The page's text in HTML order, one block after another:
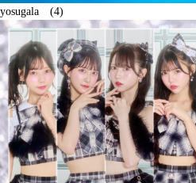
yosugala (4)